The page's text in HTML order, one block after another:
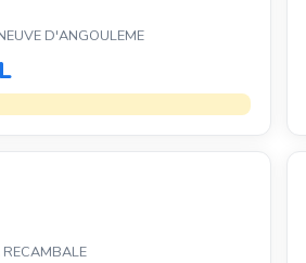
D'ANGOULEME
RECAMBALE